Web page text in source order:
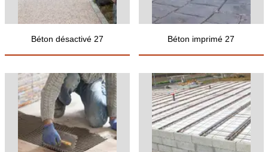
Béton désactivé 27 Béton imprimé 27